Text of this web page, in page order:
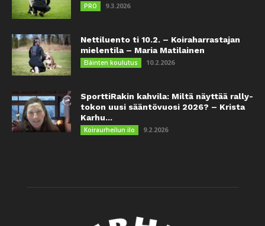
PRO 9.3.2026
Nettiluento ti 10.2. – Koiraharrastajan
mielentila – Maria Matilainen
Eläinten koulutus 10.2.2026
SporttiRakin kahvila: Miltä näyttää rally-
tokon uusi sääntövuosi 2026? – Krista
Karhu...
Koiraurheilun ilo 9.2.2026